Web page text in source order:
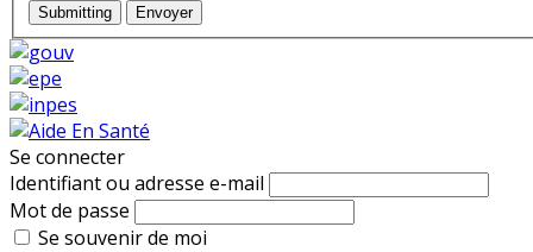
Submitting Envoyer
Se connecter
Identifiant ou adresse e-mail
Mot de passe
Se souvenir de moi